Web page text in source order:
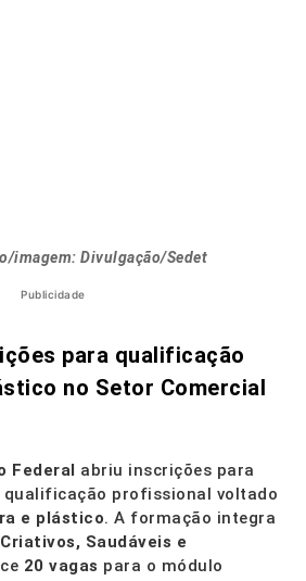
imagem: Divulgação/Sedet
Publicidade
para qualificação
no Setor Comercial
Federal abriu inscrições para
profissional voltado
e plástico. A formação integra
Saudáveis e
20 vagas para o módulo